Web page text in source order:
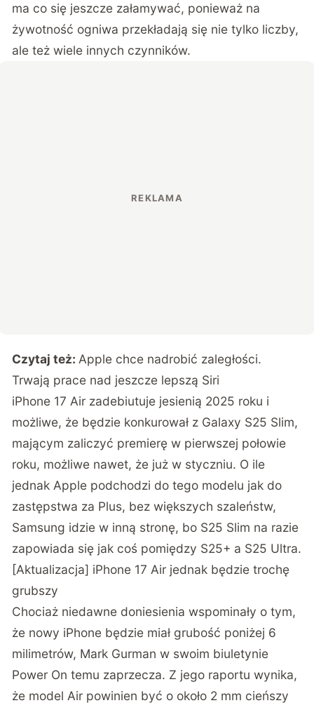
ma co się jeszcze załamywać, ponieważ na
żywotność ogniwa przekładają się nie tylko liczby,
ale też wiele innych czynników.
Czytaj też: Apple chce nadrobić zaległości.
Trwają prace nad jeszcze lepszą Siri
iPhone 17 Air zadebiutuje jesienią 2025 roku i
możliwe, że będzie konkurował z Galaxy S25 Slim,
mającym zaliczyć premierę w pierwszej połowie
roku, możliwe nawet, że już w styczniu. O ile
jednak Apple podchodzi do tego modelu jak do
zastępstwa za Plus, bez większych szaleństw,
Samsung idzie w inną stronę, bo S25 Slim na razie
zapowiada się jak coś pomiędzy S25+ a S25 Ultra.
[Aktualizacja] iPhone 17 Air jednak będzie trochę
grubszy
Chociaż niedawne doniesienia wspominały o tym,
że nowy iPhone będzie miał grubość poniżej 6
milimetrów, Mark Gurman w swoim biuletynie
Power On temu zaprzecza. Z jego raportu wynika,
że model Air powinien być o około 2 mm cieńszy